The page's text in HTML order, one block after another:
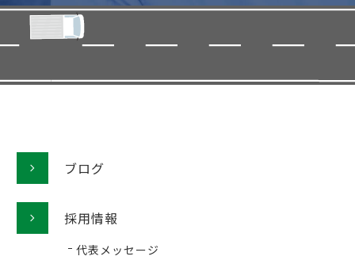
ブログ
採用情報
代表メッセージ